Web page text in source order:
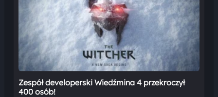
Zespół developerski Wiedźmina 4 przekroczył
400 osób!